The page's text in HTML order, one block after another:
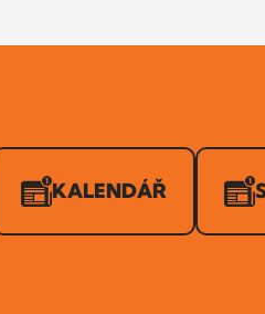
KALENDÁŘ